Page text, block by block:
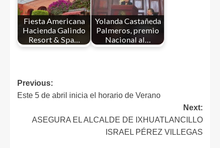
Fiesta Americana
Hacienda Galindo
Resort & Spa…
Yolanda Castañeda
Palmeros, premio
Nacional al…
Previous:
Este 5 de abril inicia el horario de Verano
Next:
ASEGURA EL ALCALDE DE IXHUATLANCILLO
ISRAEL PÉREZ VILLEGAS